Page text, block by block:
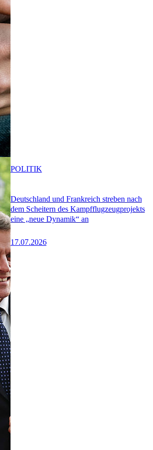
Deutschland und Frankreich streben nach
dem Scheitern des Kampfflugzeugprojekts
eine „neue Dynamik“ an
17.07.2026
POLITIK